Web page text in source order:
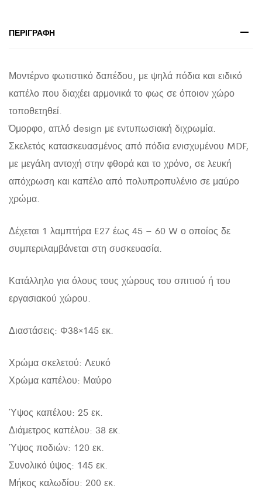
HM7272.05
quantity
ΠΕΡΙΓΡΑΦΉ
Μοντέρνο φωτιστικό δαπέδου, με ψηλά πόδια και ειδικό
καπέλο που διαχέει αρμονικά το φως σε όποιον χώρο
τοποθετηθεί.
Όμορφο, απλό design με εντυπωσιακή διχρωμία.
Σκελετός κατασκευασμένος από πόδια ενισχυμένου MDF,
με μεγάλη αντοχή στην φθορά και το χρόνο, σε λευκή
απόχρωση και καπέλο από πολυπροπυλένιο σε μαύρο
χρώμα.
Δέχεται 1 λαμπτήρα E27 έως 45 – 60 W ο οποίος δε
συμπεριλαμβάνεται στη συσκευασία.
Κατάλληλο για όλους τους χώρους του σπιτιού ή του
εργασιακού χώρου.
Διαστάσεις: Φ38×145 εκ.
Χρώμα σκελετού: Λευκό
Χρώμα καπέλου: Μαύρο
Ύψος καπέλου: 25 εκ.
Διάμετρος καπέλου: 38 εκ.
Ύψος ποδιών: 120 εκ.
Συνολικό ύψος: 145 εκ.
Μήκος καλωδίου: 200 εκ.